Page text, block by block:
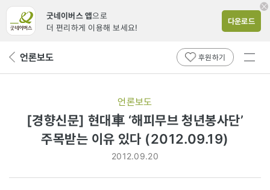
굿네이버스 앱으로
더 편리하게 이용해 보세요!
다운로드
뒤 언론보도 후원하기
전체
언론보도
[경향신문] 현대車 ‘해피무브 청년봉사단’
주목받는 이유 있다 (2012.09.19)
2012.09.20